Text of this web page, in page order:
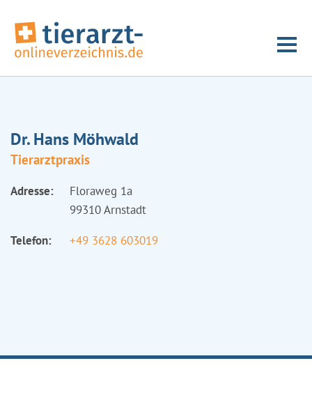
Dr. Hans Möhwald
Tierarztpraxis
Adresse:
Floraweg 1a
99310 Arnstadt
Telefon:
+49 3628 603019